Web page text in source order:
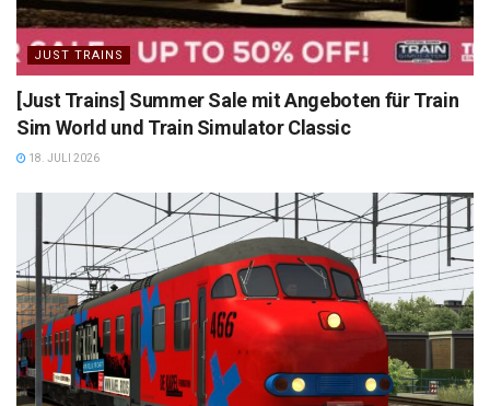
JUST TRAINS
[Just Trains] Summer Sale mit Angeboten für Train
Sim World und Train Simulator Classic
18. JULI 2026